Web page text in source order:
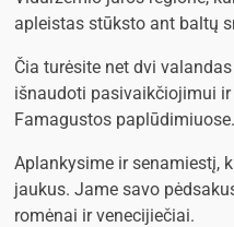
apleistas stūksto ant baltų
Čia turėsite net dvi
išnaudoti pasivaikčiojimui
Famagustos paplūdimiuose.
Aplankysime ir senamiestį,
jaukus. Jame savo
romėnai ir venecijiečiai.